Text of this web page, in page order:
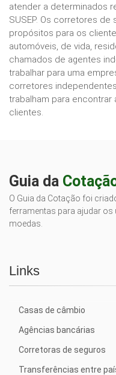
atender a determinados
SUSEP. Os corretores
propósitos para os
automóveis, de vida,
chamados de agentes
trabalhar para uma
corretores
trabalham para
clientes.
Guia da
O Guia da Cotação foi
ferramentas para ajudar
moedas.
Links
Casas de câmbio
Agências bancárias
Corretoras de seguros
Transferências entre